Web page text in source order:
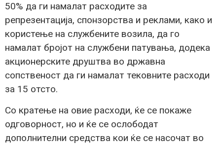
50% да ги намалат расходите за
репрезентација, спонзорства и реклами, како и
користење на службените возила, да го
намалат бројот на службени патувања, додека
акционерските друштва во државна
сопственост да ги намалат тековните расходи
за 15 отсто.
Со кратење на овие расходи, ќе се покаже
одговорност, но и ќе се ослободат
дополнителни средства кои ќе се насочат во